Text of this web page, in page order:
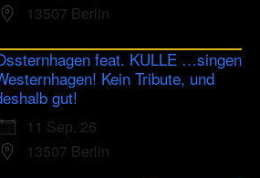
13507 Berlin
feat. KULLE …singen
Kein Tribute, und
gut!
11 Sep. 26
13507 Berlin